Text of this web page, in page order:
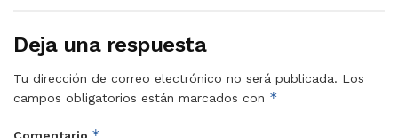
Deja una respuesta
Tu dirección de correo electrónico no será publicada. Los
campos obligatorios están marcados con *
Comentario